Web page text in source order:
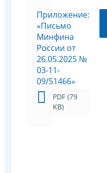
Приложение:
«Письмо
Минфина
России от
26.05.2025 №
03-11-
09/51466»
PDF (79
KB)